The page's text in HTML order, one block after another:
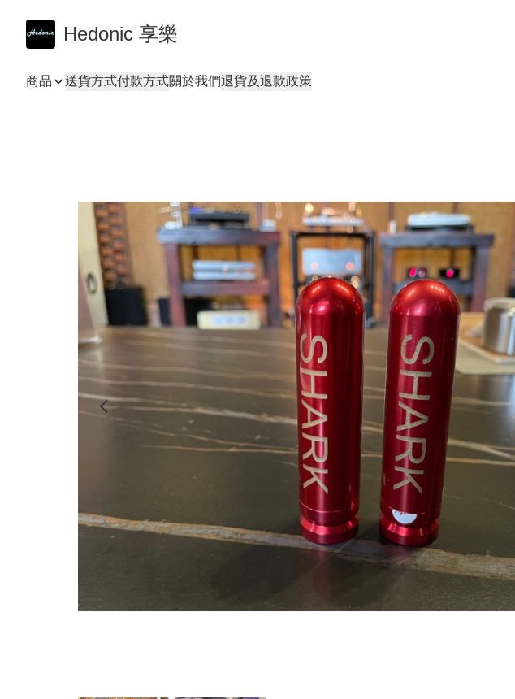
Hedonic 享樂
商品 送貨方式付款方式關於我們退貨及退款政策